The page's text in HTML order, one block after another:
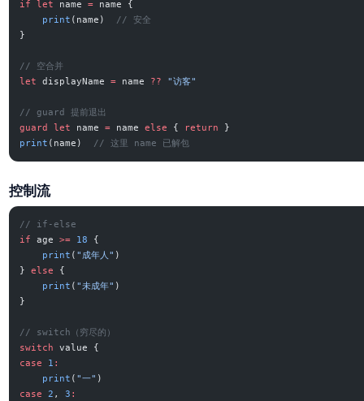
if let name = name {
    print
(name) // 安全
}
// 空合并
let
displayName = name ?? "访客"
// guard 提前退出
guard
let name = name else { return
}
print (name) // 这里 name 已解包
控制流
// if-else
if
age >= 18
{
    print
( "成年人" )
} else
{
    print
( "未成年" )
}
// switch（穷尽的）
switch
value {
case
1 :
    print
( "一" )
case
2 , 3 :